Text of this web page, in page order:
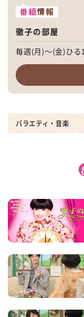
番組情報
徹子の部屋
毎週(月)～(金)ひる
バラエティ・音楽